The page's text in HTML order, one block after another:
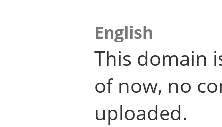
English
This domain
of now, no
uploaded.